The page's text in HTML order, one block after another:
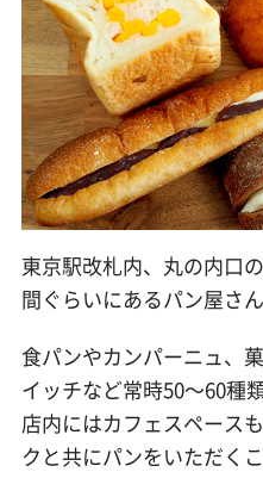
東京駅改札内、丸の内口
間ぐらいにあるパン屋さん
食パンやカンパーニュ、
イッチなど常時50〜60種
店内にはカフェスペース
クと共にパンをいただく